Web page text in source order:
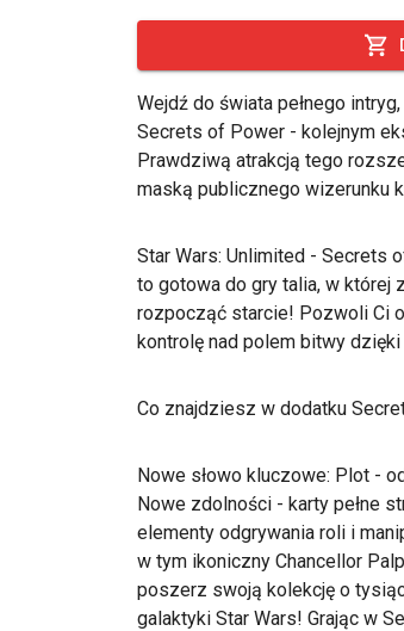
Wejdź do świata pełnego
Secrets of Power - kolejnym
Prawdziwą atrakcją tego
maską publicznego wizerunku
Star Wars: Unlimited - Secrets
to gotowa do gry talia, w
rozpocząć starcie! Pozwoli Ci
kontrolę nad polem bitwy
Co znajdziesz w dodatku
Nowe słowo kluczowe: Plot -
Nowe zdolności - karty pełne
elementy odgrywania roli i
w tym ikoniczny Chancellor
poszerz swoją kolekcję o
galaktyki Star Wars! Grając w